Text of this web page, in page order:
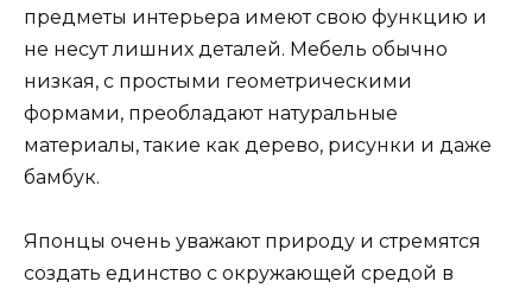
предметы интерьера имеют свою функцию и
не несут лишних деталей. Мебель обычно
низкая, с простыми геометрическими
формами, преобладают натуральные
материалы, такие как дерево, рисунки и даже
бамбук.
Японцы очень уважают природу и стремятся
создать единство с окружающей средой в